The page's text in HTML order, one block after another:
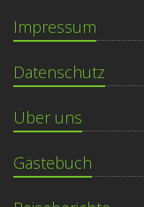
Impressum
Datenschutz
Über uns
Gästebuch